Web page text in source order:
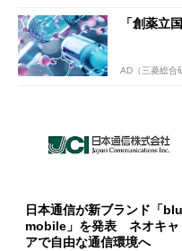
「創薬立
AD（三菱総合
日本通信が新ブランド「
mobile」を発表 ネオキャ
アで自由な通信環境へ